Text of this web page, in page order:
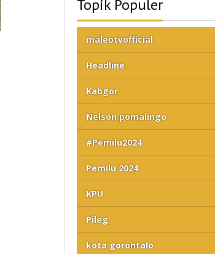
Topik Populer
maleotvofficial
Headline
Kabgor
Nelson pomalingo
#Pemilu2024
Pemilu 2024
KPU
Pileg
kota gorontalo